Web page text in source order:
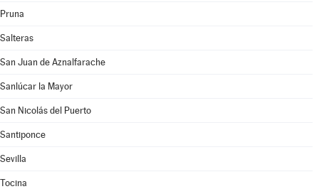
Pruna
Salteras
San Juan de Aznalfarache
Sanlúcar la Mayor
San Nicolás del Puerto
Santiponce
Sevilla
Tocina